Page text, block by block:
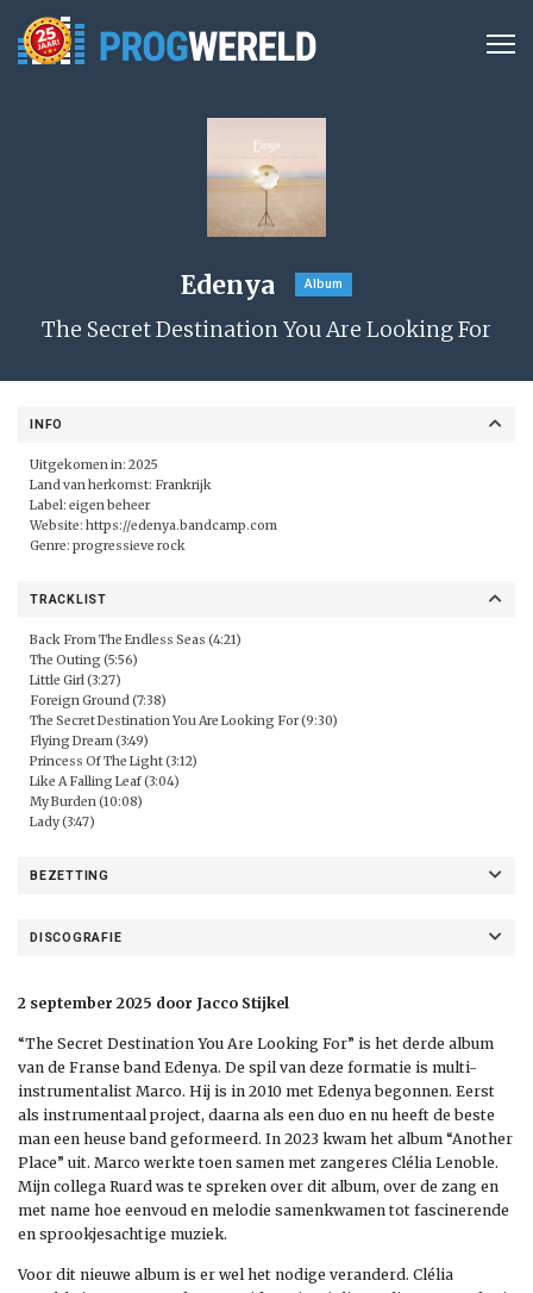
Edenya Album
The Secret Destination You Are Looking For
INFO
Uitgekomen in: 2025
Land van herkomst: Frankrijk
Label: eigen beheer
Website: https://edenya.bandcamp.com
Genre: progressieve rock
TRACKLIST
Back From The Endless Seas (4:21)
The Outing (5:56)
Little Girl (3:27)
Foreign Ground (7:38)
The Secret Destination You Are Looking For (9:30)
Flying Dream (3:49)
Princess Of The Light (3:12)
Like A Falling Leaf (3:04)
My Burden (10:08)
Lady (3:47)
BEZETTING
DISCOGRAFIE
2 september 2025 door Jacco Stijkel
“The Secret Destination You Are Looking For” is het derde album
van de Franse band Edenya. De spil van deze formatie is multi-
instrumentalist Marco. Hij is in 2010 met Edenya begonnen. Eerst
als instrumentaal project, daarna als een duo en nu heeft de beste
man een heuse band geformeerd. In 2023 kwam het album “Another
Place” uit. Marco werkte toen samen met zangeres Clélia Lenoble.
Mijn collega Ruard was te spreken over dit album, over de zang en
met name hoe eenvoud en melodie samenkwamen tot fascinerende
en sprookjesachtige muziek.
Voor dit nieuwe album is er wel het nodige veranderd. Clélia